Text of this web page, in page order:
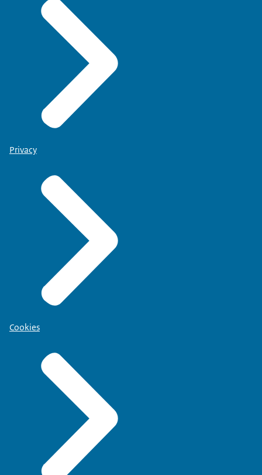
Privacy
Cookies